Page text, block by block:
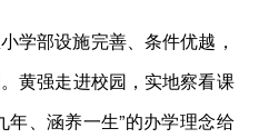
学部设施完善、条件优越，
黄强走进校园，实地察看课
年、涵养一生”的办学理念给